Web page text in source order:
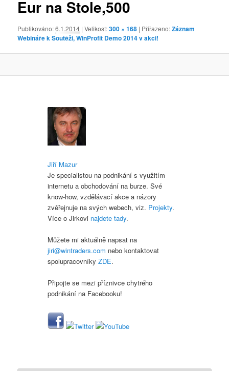
Eur na Stole,500
Publikováno:6.1.2014 | Velikost:300 × 168 | Přiřazeno:Záznam
Webináře k Soutěži, WinProfit Demo 2014 v akci!
Jiří Mazur
Je specialistou na podnikání s využitím
internetu a obchodování na burze. Své
know-how, vzdělávací akce a názory
zvěřejnuje na svých webech, viz. Projekty.
Více o Jirkovi najdete tady.
Můžete mi aktuálně napsat na
jiri@wintraders.com nebo kontaktovat
spolupracovníkyZDE.
Připojte se mezi příznivce chytrého
podnikání na Facebooku!